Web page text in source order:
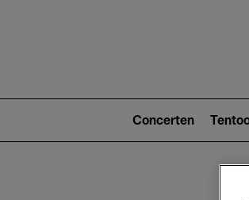
2)
Concerten